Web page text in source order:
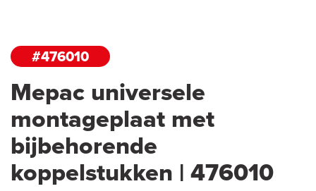
#476010
Mepac universele
montageplaat met
bijbehorende
koppelstukken | 476010